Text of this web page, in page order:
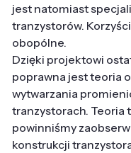
jest natomiast
tranzystorów.
obopólne.
Dzięki projektowi
poprawna jest teoria
wytwarzania
tranzystorach. Teoria
powinniśmy
konstrukcji